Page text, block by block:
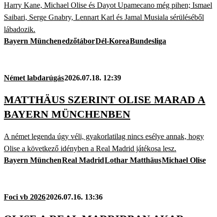
Harry Kane, Michael Olise és Dayot Upamecano még pihen; Ismael
Saibari, Serge Gnabry, Lennart Karl és Jamal Musiala sérüléséből
lábadozik.
Bayern MünchenedzőtáborDél-KoreaBundesliga
Német labdarúgás2026.07.18. 12:39
MATTHÄUS SZERINT OLISE MARAD A
BAYERN MÜNCHENBEN
A német legenda úgy véli, gyakorlatilag nincs esélye annak, hogy
Olise a következő idényben a Real Madrid játékosa lesz.
Bayern MünchenReal MadridLothar MatthäusMichael Olise
Foci vb 20262026.07.16. 13:36